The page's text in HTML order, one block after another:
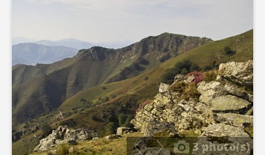
3 photo(s)